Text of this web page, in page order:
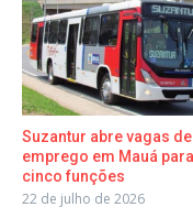
Suzantur abre vagas de
emprego em Mauá para
cinco funções
22 de julho de 2026